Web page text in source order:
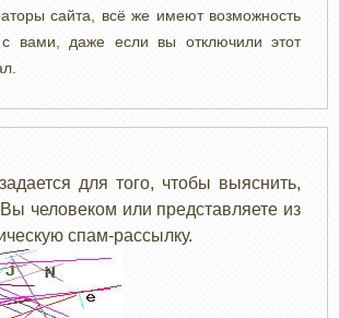
сайта, всё же имеют возможность
с вами, даже если вы отключили этот
для того, чтобы выяснить,
человеком или представляете из
спам-рассылку.